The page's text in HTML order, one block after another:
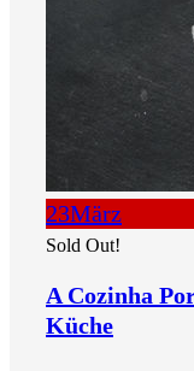
23März
Sold Out!
A Cozinha
Küche